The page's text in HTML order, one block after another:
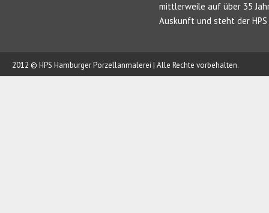
mittlerweile auf über 35
Auskunft und steht der
2012 © HPS Hamburger Porzellanmalerei | Alle Rechte vorbehalten.